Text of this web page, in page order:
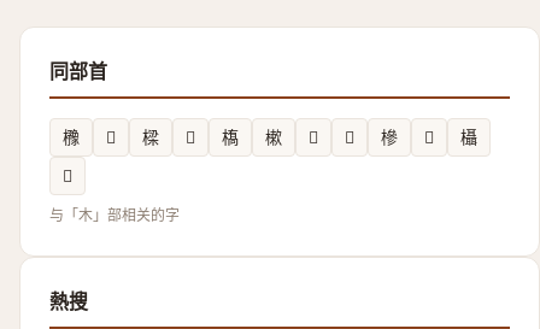
同部首
櫲 𣏩 樑 𣝋 𫞎 樕 𰘥 𬅁 槮 𣓺
欇
𰙁
与「木」部相关的字
熱搜